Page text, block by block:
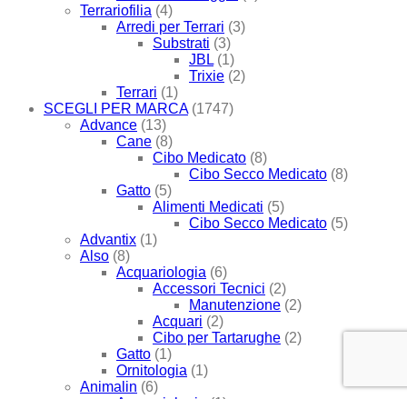
Terrariofilia (4)
Arredi per Terrari (3)
Substrati (3)
JBL (1)
Trixie (2)
Terrari (1)
SCEGLI PER MARCA (1747)
Advance (13)
Cane (8)
Cibo Medicato (8)
Cibo Secco Medicato (8)
Gatto (5)
Alimenti Medicati (5)
Cibo Secco Medicato (5)
Advantix (1)
Also (8)
Acquariologia (6)
Accessori Tecnici (2)
Manutenzione (2)
Acquari (2)
Cibo per Tartarughe (2)
Gatto (1)
Ornitologia (1)
Animalin (6)